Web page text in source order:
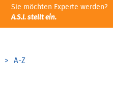
Sie möchten Experte werden?
A.S.I. stellt ein.
A-Z